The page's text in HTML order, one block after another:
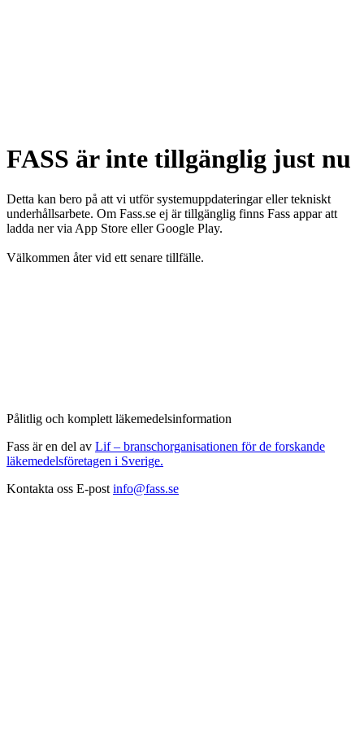
FASS är inte tillgänglig just nu
Detta kan bero på att vi utför systemuppdateringar eller tekniskt
underhållsarbete. Om Fass.se ej är tillgänglig finns Fass appar att
ladda ner via App Store eller Google Play.
Välkommen åter vid ett senare tillfälle.
Pålitlig och komplett läkemedelsinformation
Fass är en del av Lif – branschorganisationen för de forskande
läkemedelsföretagen i Sverige.
Kontakta oss E-post info@fass.se